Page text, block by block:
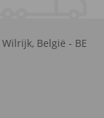
Wilrijk, België - BE